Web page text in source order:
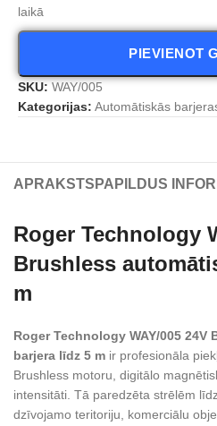
laikā
PIEVIENOT
SKU: WAY/005
Kategorijas: Automātiskās
APRAKSTS PAPILDUS
Roger Technology
Brushless
m
Roger Technology WAY/005
barjera līdz 5 m ir profesionāla
Brushless motoru, digitālo
intensitāti. Tā paredzēta strēlēm
dzīvojamo teritoriju, komerciālu